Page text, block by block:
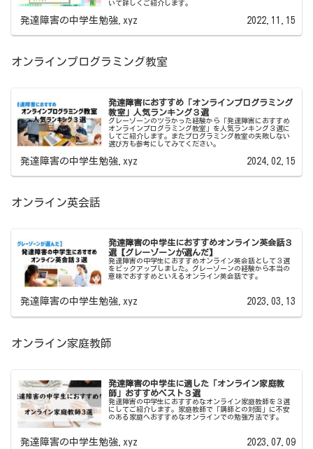
いて詳しくご紹介します。
発達障害の中学生勉強.xyz 2022.11.15
オンラインプログラミング教室
発達障害におすすめ「オンラインプログラミング
教室」人気ランキング３選
グレーゾーンのツラかった経験から「発達障害におすすめ
オンラインプログラミング教室」を人気ランキング３選に
してご紹介します。またプログラミング教室の失敗しない
選び方も参考にしてみてください。
発達障害の中学生勉強.xyz 2024.02.15
オンライン英会話
発達障害の中学生におすすめオンライン英会話３
選【グレーゾーンが選んだ】
発達障害の中学生におすすめオンライン英会話として３選
をピックアップしました。グレーゾーンの経験から本当の
意味でおすすめといえるオンライン英会話です。
発達障害の中学生勉強.xyz 2023.03.13
オンライン家庭教師
発達障害の中学生に適した「オンライン家庭教
師」おすすめベスト３選
発達障害の中学生におすすめなオンライン家庭教師を３選
にしてご紹介します。家庭教師で「講師との対面」に不安
のある家庭へおすすめなオンラインでの勉強方法です。
発達障害の中学生勉強.xyz 2023.07.09